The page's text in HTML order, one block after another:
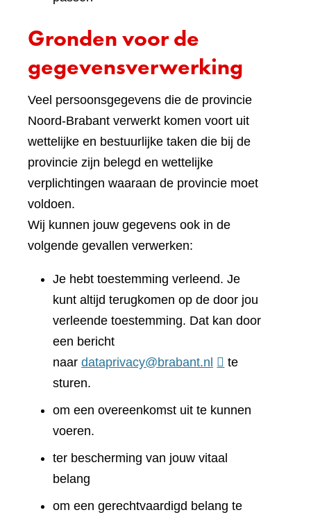
Gronden voor de
gegevensverwerking
Veel persoonsgegevens die de provincie
Noord-Brabant verwerkt komen voort uit
wettelijke en bestuurlijke taken die bij de
provincie zijn belegd en wettelijke
verplichtingen waaraan de provincie moet
voldoen.
Wij kunnen jouw gegevens ook in de
volgende gevallen verwerken:
Je hebt toestemming verleend. Je
kunt altijd terugkomen op de door jou
verleende toestemming. Dat kan door
een bericht
naar dataprivacy@brabant.nl
te
sturen.
om een overeenkomst uit te kunnen
voeren.
ter bescherming van jouw vitaal
belang
om een gerechtvaardigd belang te